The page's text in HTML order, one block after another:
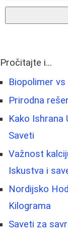
Pročitajte i...
Biopolimer
Prirodna
Kako Ishrana
Saveti
Važnost
Iskustva i
Nordijsko
Kilograma
Saveti za